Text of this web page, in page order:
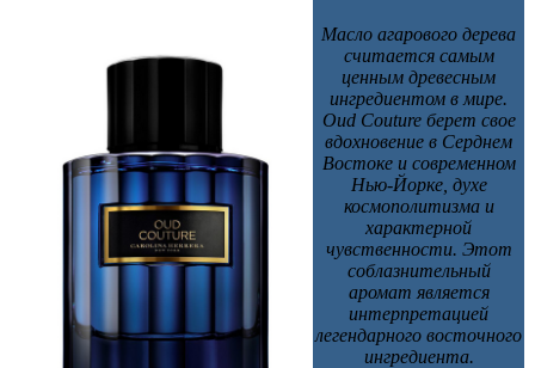
Масло агарового дерева
считается самым
ценным древесным
ингредиентом в мире.
Oud Couture берет свое
вдохновение в Серднем
Востоке и современном
Нью-Йорке, духе
космополитизма и
характерной
чувственности. Этот
соблазнительный
аромат является
интерпретацией
легендарного восточного
ингредиента.